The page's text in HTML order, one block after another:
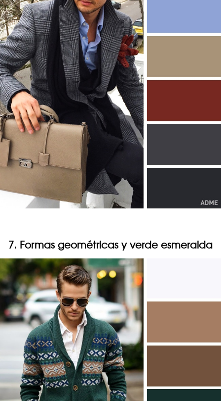
7. Formas geométricas y verde esmeralda